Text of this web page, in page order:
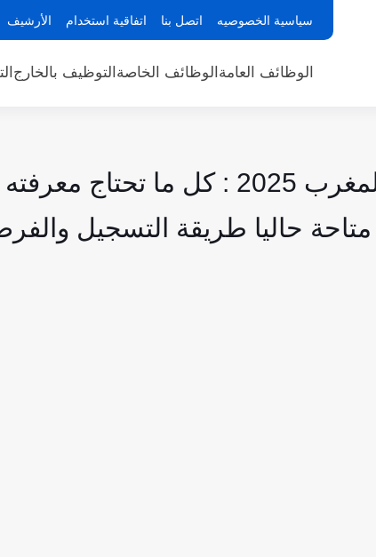
سياسية الخصوصيه اتصل بنا اتفاقية استخدام الأرشيف
الوظائف العامة الوظائف الخاصة التوظيف بالخارج
التوظيف في بريد المغرب 2025 : كل ما
حاليا طريقة التسجيل